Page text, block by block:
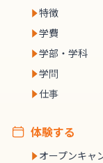
特徴
学費
学部・学科
学問
仕事
体験する
オープンキャ